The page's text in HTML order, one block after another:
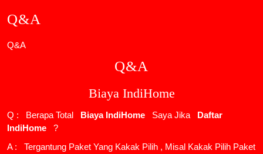
Q&A
Q&A
Q&A
Biaya IndiHome
Q : Berapa Total Biaya IndiHome Saya Jika
Daftar
IndiHome
?
A : Tergantung Paket Yang Kakak Pilih , Misal Kakak Pilih Paket